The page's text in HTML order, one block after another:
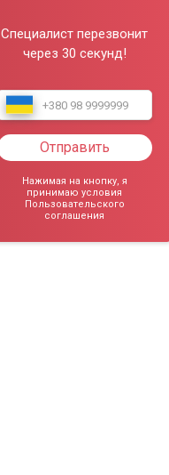
Специалист перезвонит
через 30 секунд!
Отправить
Нажимая на кнопку, я
принимаю условия
Пользовательского
соглашения